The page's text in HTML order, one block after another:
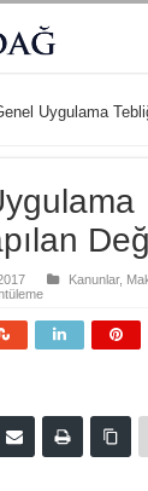
Uygulama
Kanunlar,